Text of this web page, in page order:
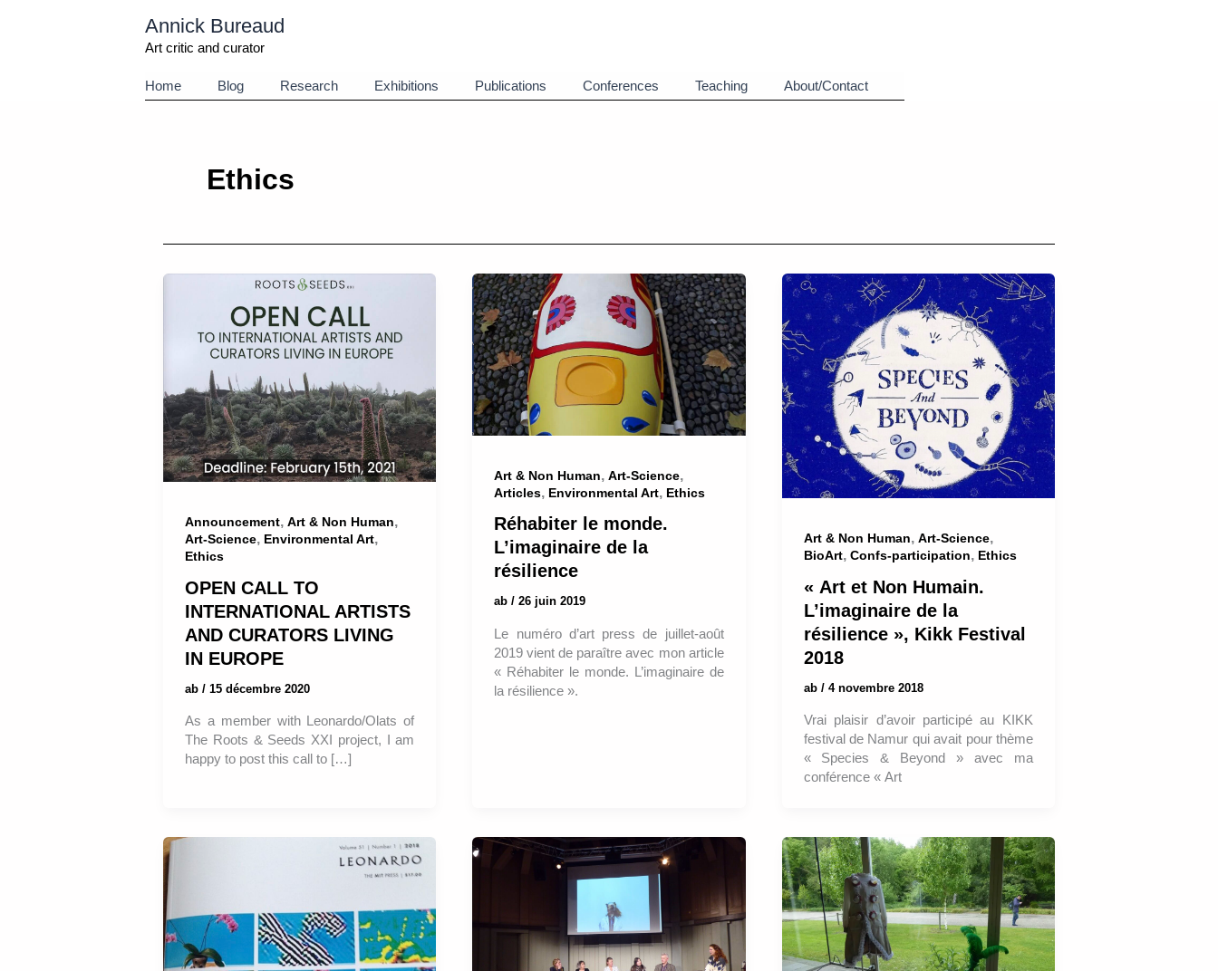
Annick Bureaud
Art critic and curator
Home Blog Research Exhibitions Publications Conferences Teaching About/Contact
Ethics
Announcement, Art & Non Human,
Art-Science, Environmental Art,
Ethics
OPEN CALL TO
INTERNATIONAL ARTISTS
AND CURATORS LIVING
IN EUROPE
ab / 15 décembre 2020
As a member with Leonardo/Olats of
The Roots & Seeds XXI project, I am
happy to post this call to […]
Art & Non Human,Art-Science,
Articles, Environmental Art, Ethics
Réhabiter le monde.
L’imaginaire de la
résilience
ab/26 juin 2019
Le numéro d’art press de juillet-août
2019 vient de paraître avec mon article
« Réhabiter le monde. L’imaginaire de
la résilience ».
Art & Non Human, Art-Science,
BioArt, Confs-participation, Ethics
« Art et Non Humain.
L’imaginaire de la
résilience », Kikk Festival
2018
ab / 4 novembre 2018
Vrai plaisir d’avoir participé au KIKK
festival de Namur qui avait pour thème
« Species & Beyond » avec ma
conférence « Art